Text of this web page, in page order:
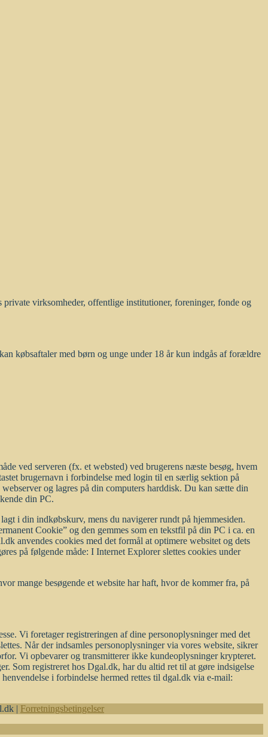
virksomheder, offentlige institutioner, foreninger, fonde og
købsaftaler med børn og unge under 18 år kun indgås af forældre
ved serveren (fx. et websted) ved brugerens næste besøg, hvem
brugernavn i forbindelse med login til en særlig sektion på
og lagres på din computers harddisk. Du kan sætte din
din PC.
i din indkøbskurv, mens du navigerer rundt på hjemmesiden.
Cookie” og den gemmes som en tekstfil på din PC i ca. en
anvendes cookies med det formål at optimere websitet og dets
på følgende måde: I Internet Explorer slettes cookies under
mange besøgende et website har haft, hvor de kommer fra, på
Vi foretager registreringen af dine personoplysninger med det
Når der indsamles personoplysninger via vores website, sikrer
Vi opbevarer og transmitterer ikke kundeoplysninger krypteret.
Som registreret hos Dgal.dk, har du altid ret til at gøre indsigelse
i forbindelse hermed rettes til dgal.dk via e-mail:
| Forretningsbetingelser